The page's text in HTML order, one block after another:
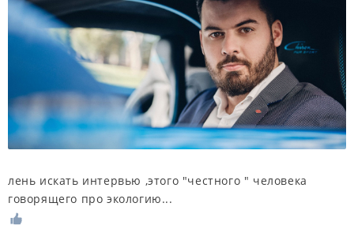
лень искать интервью ,этого "честного " человека
говорящего про экологию...